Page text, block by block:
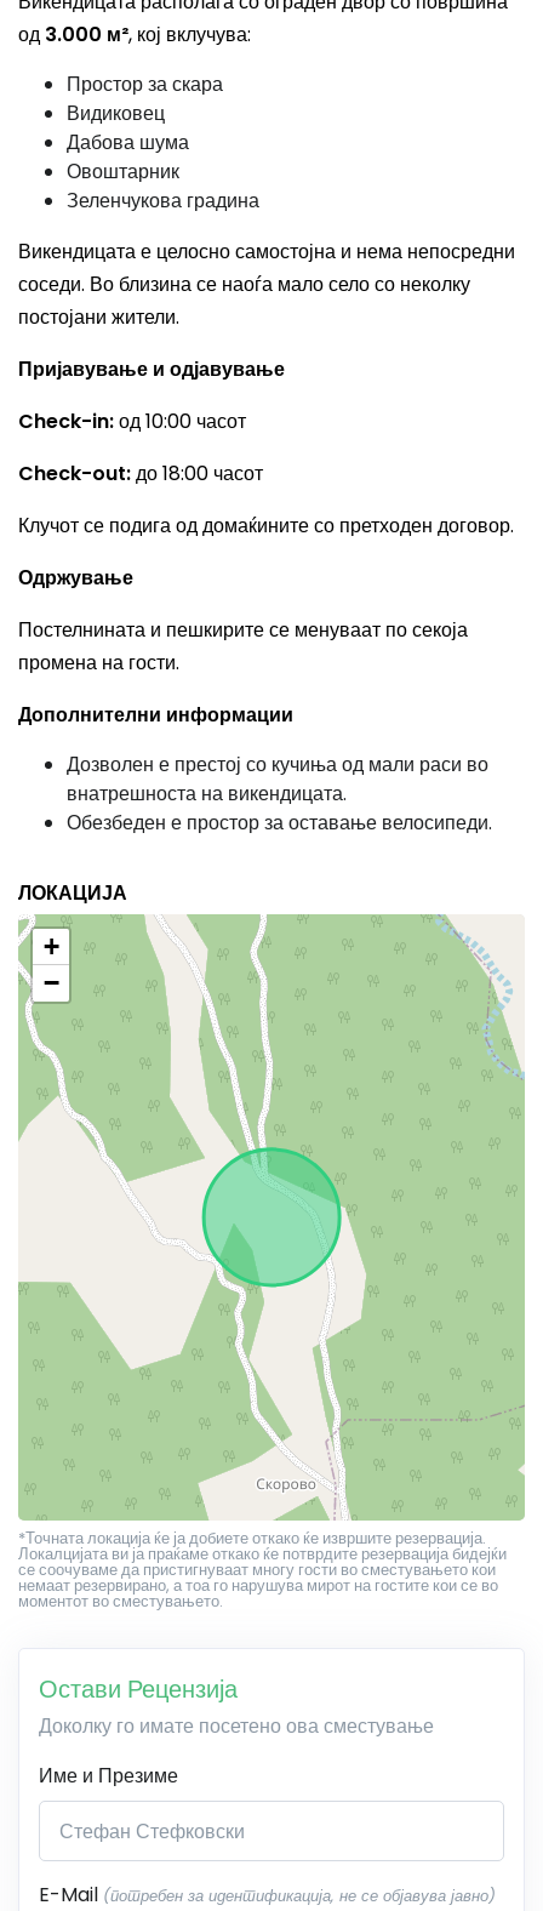
од 3.000 м², кој вклучува:
Простор за скара
Видиковец
Дабова шума
Овоштарник
Зеленчукова градина
Викендицата е целосно самостојна и нема непосредни
соседи. Во близина се наоѓа мало село со неколку
постојани жители.
Пријавување и одјавување
Check-in:од 10:00 часот
Check-out:до 18:00 часот
Клучот се подига од домаќините со претходен договор.
Одржување
Постелнината и пешкирите се менуваат по секоја
промена на гости.
Дополнителни информации
Дозволен е престој со кучиња од мали раси во
внатрешноста на викендицата.
Обезбеден е простор за оставање велосипеди.
ЛОКАЦИЈА
+
−
*Точната локација ќе ја добиете откако ќе извршите резервација.
Локалцијата ви ја праќаме откако ќе потврдите резервација бидејќи
се соочуваме да пристигнуваат многу гости во сместувањето кои
немаат резервирано, а тоа го нарушува мирот на гостите кои се во
моментот во сместувањето.
Остави Рецензија
Доколку го имате посетено ова сместување
Име и Презиме
E-Mail (потребен за идентификација, не се објавува јавно)